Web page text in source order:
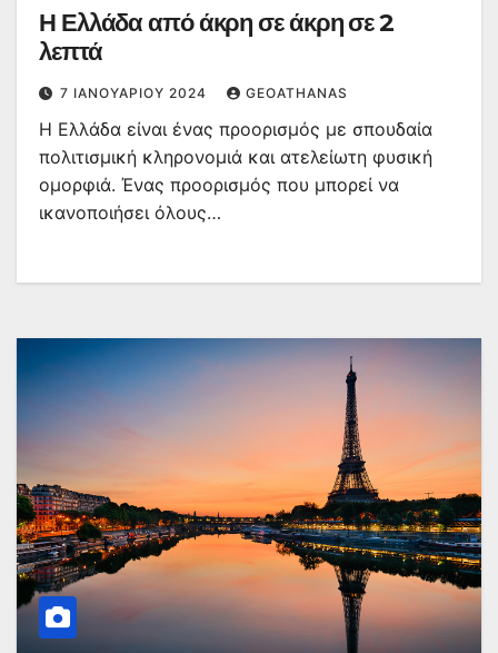
Η Ελλάδα από άκρη σε άκρη σε 2
λεπτά
7 ΙΑΝΟΥΑΡΊΟΥ 2024 GEOATHANAS
Η Ελλάδα είναι ένας προορισμός με σπουδαία
πολιτισμική κληρονομιά και ατελείωτη φυσική
ομορφιά. Ένας προορισμός που μπορεί να
ικανοποιήσει όλους…